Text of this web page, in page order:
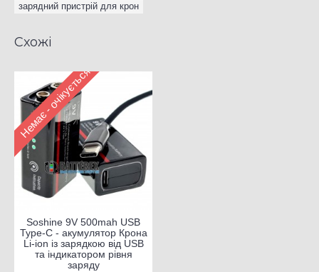
зарядний пристрій для крон
Схожі
Немає - очікується
Soshine 9V 500mah USB
Type-C - акумулятор Крона
Li-ion із зарядкою від USB
та індикатором рівня
заряду